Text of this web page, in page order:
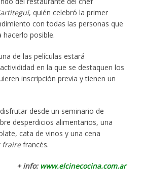
, quién celebró la primer
con todas las personas que
posible.
de las películas estará
en la que se destaquen los
inscripción previa y tienen un
desde un seminario de
desperdicios alimentarios, una
cata de vinos y una cena
frairefrancés.
+ info: www.elcinecocina.com.ar